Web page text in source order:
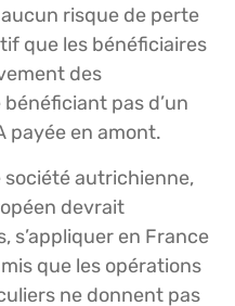
risque de perte
que les bénéficiaires
des
pas d’un
payée en amont.
société autrichienne,
devrait
s’appliquer en France
que les opérations
ne donnent pas